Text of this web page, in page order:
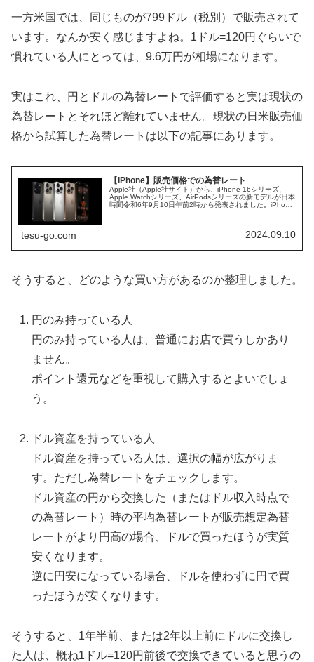
一方米国では、同じものが799ドル（税別）で販売されて
います。なんか安く感じますよね。1ドル=120円ぐらいで
慣れている人にとっては、9.6万円が相場になります。
実はこれ、円とドルの為替レートで評価すると実は現状の
為替レートとそれほど離れていません。現状の日米販売価
格から試算した為替レートは以下の記事にあります。
【iPhone】販売価格での為替レート
Apple社（Apple社サイト）から、iPhone 16シリーズ、
Apple Watchシリーズ、AirPodsシリーズの新モデルが日本
時間令和6年9月10日午前2時から発表されました。iPhone
tesu-go.com 2024.09.10
そうすると、どのような買い方があるのか整理しました。
円のみ持っている人
円のみ持っている人は、普通にお店で買うしかあり
ません。
ポイント還元などを重視して購入するとよいでしょ
う。
ドル資産を持っている人
ドル資産を持っている人は、選択の幅が広がりま
す。ただし為替レートをチェックします。
ドル資産の円から交換した（またはドル収入時点で
の為替レート）時の平均為替レートが販売想定為替
レートがより円高の場合、ドルで買ったほうが実質
安くなります。
逆に円安になっている場合、ドルを使わずに円で買
ったほうが安くなります。
そうすると、1年半前、または2年以上前にドルに交換し
た人は、概ね1ドル=120円前後で交換できていると思うの